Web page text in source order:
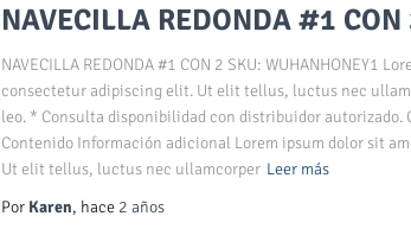
NAVECILLA REDONDA #1 CON
NAVECILLA REDONDA #1 CON 2 SKU: WUHANHONEY1
consectetur adipiscing elit. Ut elit tellus, luctus nec
leo. * Consulta disponibilidad con distribuidor
Contenido Información adicional Lorem ipsum dolor sit
Ut elit tellus, luctus nec ullamcorper Leer más
Por Karen, hace 2 años